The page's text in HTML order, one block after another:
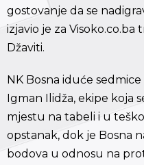
gostovanje da se
izjavio je za
Džaviti.
NK Bosna iduće
Igman Ilidža, ekipe koja
mjestu na tabeli i u
opstanak, dok je Bosna
bodova u odnosu na